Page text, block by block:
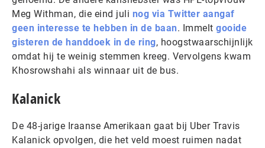
Meg Withman, die eind juli nog via Twitter aangaf
geen interesse te hebben in de baan. Immelt gooide
gisteren de handdoek in de ring, hoogstwaarschijnlijk
omdat hij te weinig stemmen kreeg. Vervolgens kwam
Khosrowshahi als winnaar uit de bus.
Kalanick
De 48-jarige Iraanse Amerikaan gaat bij Uber Travis
Kalanick opvolgen, die het veld moest ruimen nadat